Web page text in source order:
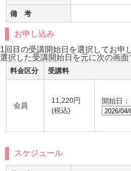
備 考
お申し込み
1回目の受講開始日を選択してお申
選択した受講開始日を元に次の画面
料金区分 受講料
会員
11,220円
(税込)
開始日：
スケジュール